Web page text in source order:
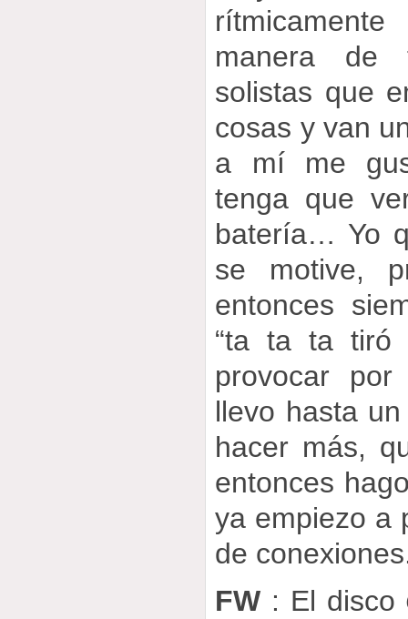
manera de
solistas que
cosas y van
a mí me
tenga que
batería… Yo
se motive,
entonces
“ta ta ta tiró
provocar
llevo hasta
hacer más,
entonces
ya empiezo a
de
FW : El disco